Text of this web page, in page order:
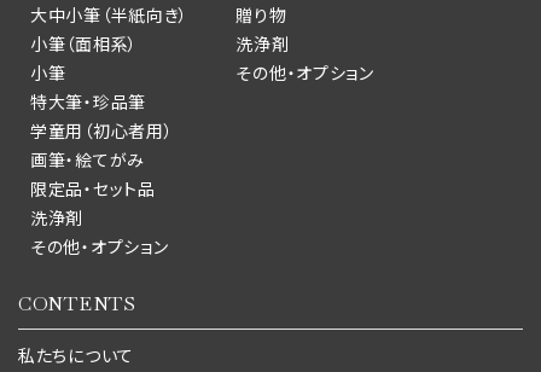
大中小筆（半紙向き）
小筆（面相系）
小筆
特大筆・珍品筆
学童用（初心者用）
画筆・絵てがみ
限定品・セット品
洗浄剤
その他・オプション
贈り物
洗浄剤
その他・オプション
CONTENTS
私たちについて